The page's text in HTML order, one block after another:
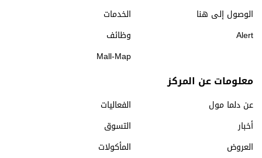
الخدمات
الوصول إلى هنا
وظائف
Alert
Mall-Map
معلومات عن المركز
عن دلما مول
الفعاليات
أخبار
التسوق
العروض
المأكولات